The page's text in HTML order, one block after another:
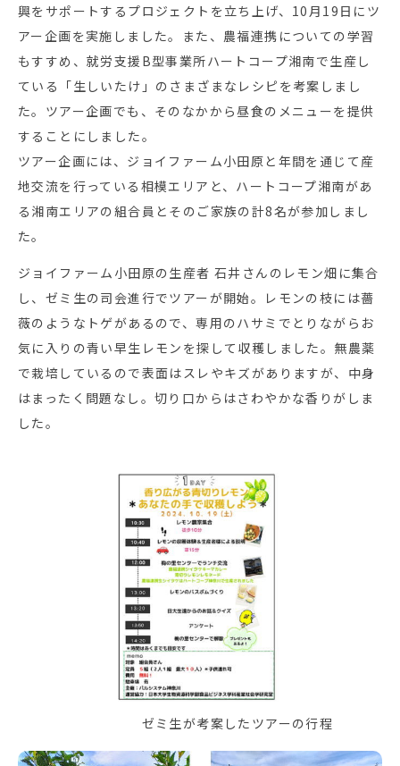
興をサポートするプロジェクトを立ち上げ、10月19日にツ
アー企画を実施しました。また、農福連携についての学習
もすすめ、就労支援B型事業所ハートコープ湘南で生産し
ている「生しいたけ」のさまざまなレシピを考案しまし
た。ツアー企画でも、そのなかから昼食のメニューを提供
することにしました。
ツアー企画には、ジョイファーム小田原と年間を通じて産
地交流を行っている相模エリアと、ハートコープ湘南があ
る湘南エリアの組合員とそのご家族の計8名が参加しまし
た。
ジョイファーム小田原の生産者 石井さんのレモン畑に集合
し、ゼミ生の司会進行でツアーが開始。レモンの枝には薔
薇のようなトゲがあるので、専用のハサミでとりながらお
気に入りの青い早生レモンを探して収穫しました。無農薬
で栽培しているので表面はスレやキズがありますが、中身
はまったく問題なし。切り口からはさわやかな香りがしま
した。
ゼミ生が考案したツアーの行程